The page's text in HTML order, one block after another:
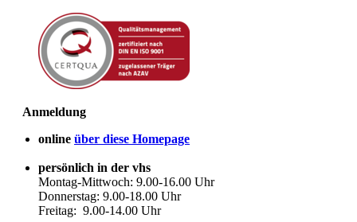
Anmeldung
online über diese Homepage
persönlich in der vhs
Montag-Mittwoch: 9.00-16.00 Uhr
Donnerstag: 9.00-18.00 Uhr
Freitag: 9.00-14.00 Uhr